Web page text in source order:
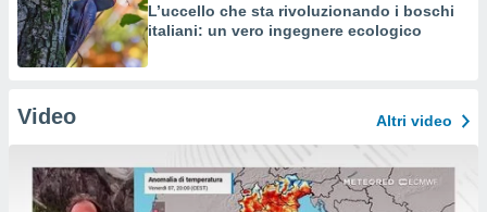
L’uccello che sta rivoluzionando i boschi
italiani: un vero ingegnere ecologico
Video Altri video